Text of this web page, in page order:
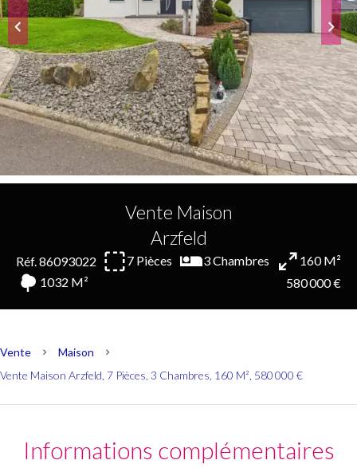
Vente Maison
Arzfeld
Réf. 86093022 7 Pièces 3 Chambres
160 M²
1032 M²
580 000 €
Vente
Maison
Vente Maison Arzfeld, 7 Pièces, 3 Chambres, 160 M², 580 000 €
Informations complémentaires